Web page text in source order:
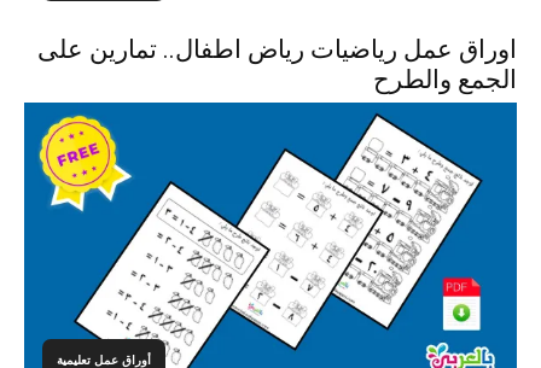
اوراق عمل رياضيات رياض اطفال.. تمارين على
الجمع والطرح
أوراق عمل تعليمية